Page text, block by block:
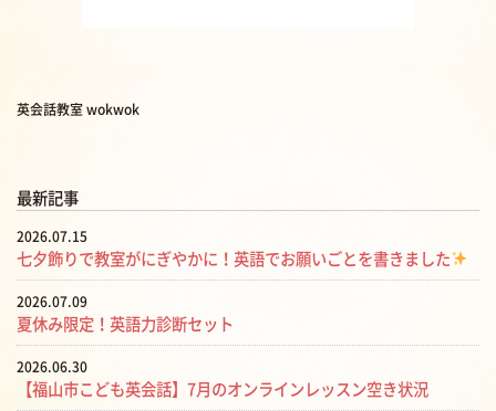
英会話教室 wokwok
最新記事
2026.07.15
七夕飾りで教室がにぎやかに！英語でお願いごとを書きました
2026.07.09
夏休み限定！英語力診断セット
2026.06.30
【福山市こども英会話】7月のオンラインレッスン空き状況